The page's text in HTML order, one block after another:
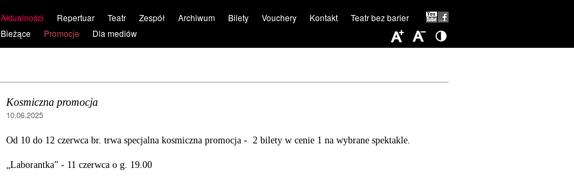
Aktualności
Bieżące
Promocje Dla mediów
Repertuar Teatr Zespół Archiwum Bilety Vouchery Kontakt Teatr bez barier
Kosmiczna promocja
10.06.2025
Od 10 do 12 czerwca br. trwa specjalna kosmiczna promocja - 2 bilety w cenie 1 na wybrane spektakle.
„Laborantka” - 11 czerwca o g. 19.00